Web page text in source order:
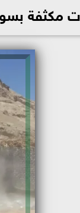
مكثفة